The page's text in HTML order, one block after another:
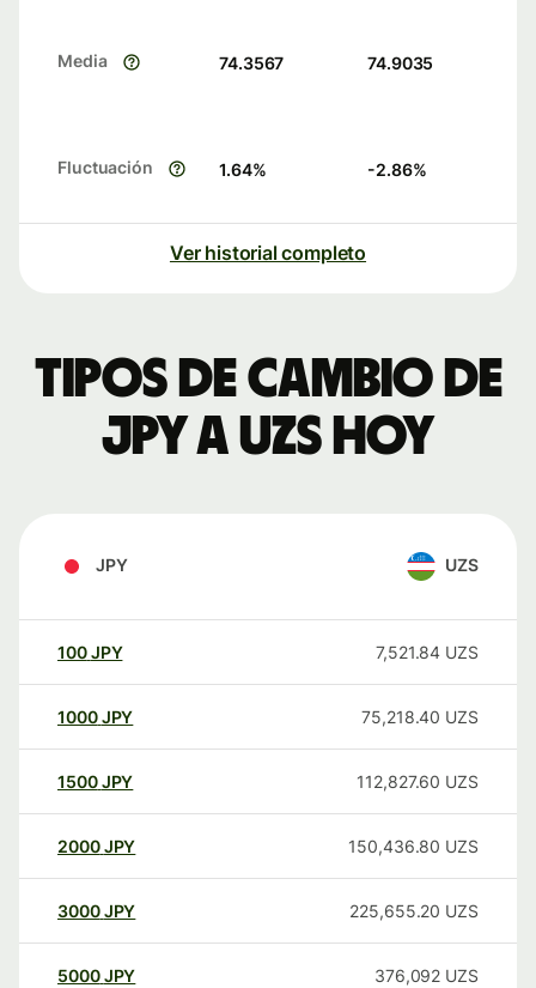
Media 74.3567 74.9035
Fluctuación 1.64% -2.86%
Ver historial completo
Tipos de cambio de
JPY a UZS hoy
JPY UZS
100JPY 7,521.84 UZS
1000JPY 75,218.40 UZS
1500JPY 112,827.60 UZS
2000JPY 150,436.80 UZS
3000JPY 225,655.20 UZS
5000JPY 376,092 UZS